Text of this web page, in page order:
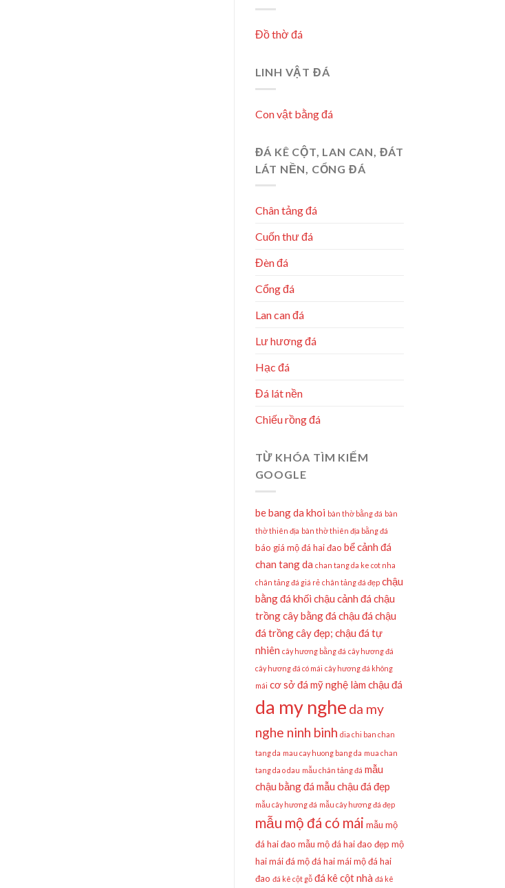
Đồ thờ đá
LINH VẬT ĐÁ
Con vật bằng đá
ĐÁ KÊ CỘT, LAN CAN, ĐÁT
LÁT NỀN, CỔNG ĐÁ
Chân tảng đá
Cuốn thư đá
Đèn đá
Cổng đá
Lan can đá
Lư hương đá
Hạc đá
Đá lát nền
Chiếu rồng đá
TỪ KHÓA TÌM KIẾM
GOOGLE
be bang da khoi bàn thờ bằng đá bàn
thờ thiên địa bàn thờ thiên địa bằng đá
báo giá mộ đá hai đao bể cảnh đá
chan tang da chan tang da ke cot nha
chân tảng đá giá rẻ chân tảng đá đẹp chậu
bằng đá khối chậu cảnh đá chậu
trồng cây bằng đá chậu đá chậu
đá trồng cây đẹp; chậu đá tự
nhiên cây hương bằng đá cây hương đá
cây hương đá có mái cây hương đá không
mái cơ sở đá mỹ nghệ làm chậu đá
da my nghe da my
nghe ninh binh dia chi ban chan
tang da mau cay huong bang da mua chan
tang da o dau mẫu chân tảng đá mẫu
chậu bằng đá mẫu chậu đá đẹp
mẫu cây hương đá mẫu cây hương đá đẹp
mẫu mộ đá có mái mẫu mộ
đá hai đao mẫu mộ đá hai đao đẹp mộ
hai mái đá mộ đá hai mái mộ đá hai
đao đá kê cột gỗ đá kê cột nhà đá kê